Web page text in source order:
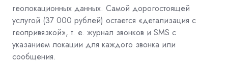
геолокационных данных. Самой дорогостоящей
услугой (37 000 рублей) остается «детализация с
геопривязкой», т. е. журнал звонков и SMS с
указанием локации для каждого звонка или
сообщения.